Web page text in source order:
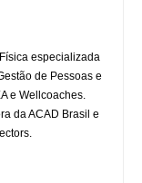
especializada
de Pessoas e
e Wellcoaches.
da ACAD Brasil e